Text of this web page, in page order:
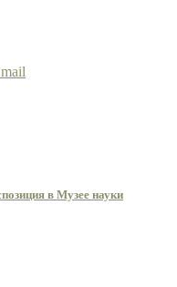
в Музее науки